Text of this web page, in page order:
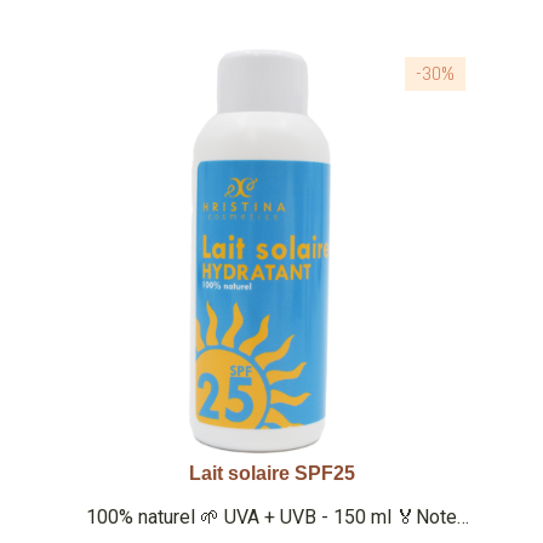
Aperçu rapide
-30%
Lait solaire SPF25
100% naturel 🌱 UVA + UVB - 150 ml 🏅Note